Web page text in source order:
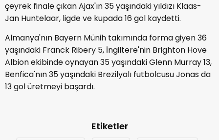
çeyrek finale çıkan Ajax'ın 35 yaşındaki yıldızı Klaas-
Jan Huntelaar, ligde ve kupada 16 gol kaydetti.
Almanya'nın Bayern Münih takımında forma giyen 36
yaşındaki Franck Ribery 5, İngiltere'nin Brighton Hove
Albion ekibinde oynayan 35 yaşındaki Glenn Murray 13,
Benfica'nın 35 yaşındaki Brezilyalı futbolcusu Jonas da
13 gol üretmeyi başardı.
Etiketler